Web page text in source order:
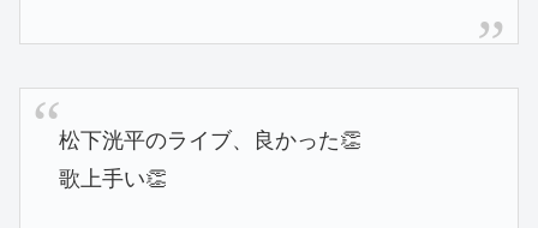
松下洸平のライブ、良かった👏
歌上手い👏